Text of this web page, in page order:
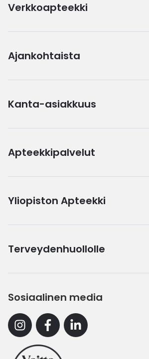
Verkkoapteekki
Ajankohtaista
Kanta-asiakkuus
Apteekkipalvelut
Yliopiston Apteekki
Terveydenhuollolle
Sosiaalinen media
InstagramFacebookLinkedin